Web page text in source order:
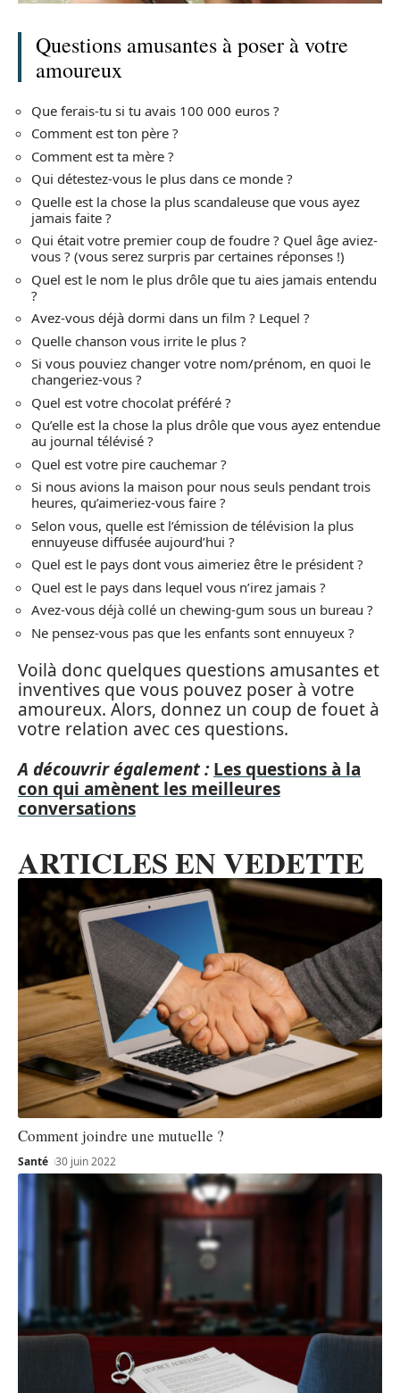
Questions amusantes à poser à votre
amoureux
Que ferais-tu si tu avais 100 000 euros ?
Comment est ton père ?
Comment est ta mère ?
Qui détestez-vous le plus dans ce monde ?
Quelle est la chose la plus scandaleuse que vous ayez
jamais faite ?
Qui était votre premier coup de foudre ? Quel âge aviez-
vous ? (vous serez surpris par certaines réponses !)
Quel est le nom le plus drôle que tu aies jamais entendu
?
Avez-vous déjà dormi dans un film ? Lequel ?
Quelle chanson vous irrite le plus ?
Si vous pouviez changer votre nom/prénom, en quoi le
changeriez-vous ?
Quel est votre chocolat préféré ?
Qu’elle est la chose la plus drôle que vous ayez entendue
au journal télévisé ?
Quel est votre pire cauchemar ?
Si nous avions la maison pour nous seuls pendant trois
heures, qu’aimeriez-vous faire ?
Selon vous, quelle est l’émission de télévision la plus
ennuyeuse diffusée aujourd’hui ?
Quel est le pays dont vous aimeriez être le président ?
Quel est le pays dans lequel vous n’irez jamais ?
Avez-vous déjà collé un chewing-gum sous un bureau ?
Ne pensez-vous pas que les enfants sont ennuyeux ?
Voilà donc quelques questions amusantes et
inventives que vous pouvez poser à votre
amoureux. Alors, donnez un coup de fouet à
votre relation avec ces questions.
A découvrir également : Les questions à la
con qui amènent les meilleures
conversations
ARTICLES EN VEDETTE
Comment joindre une mutuelle ?
Santé 30 juin 2022